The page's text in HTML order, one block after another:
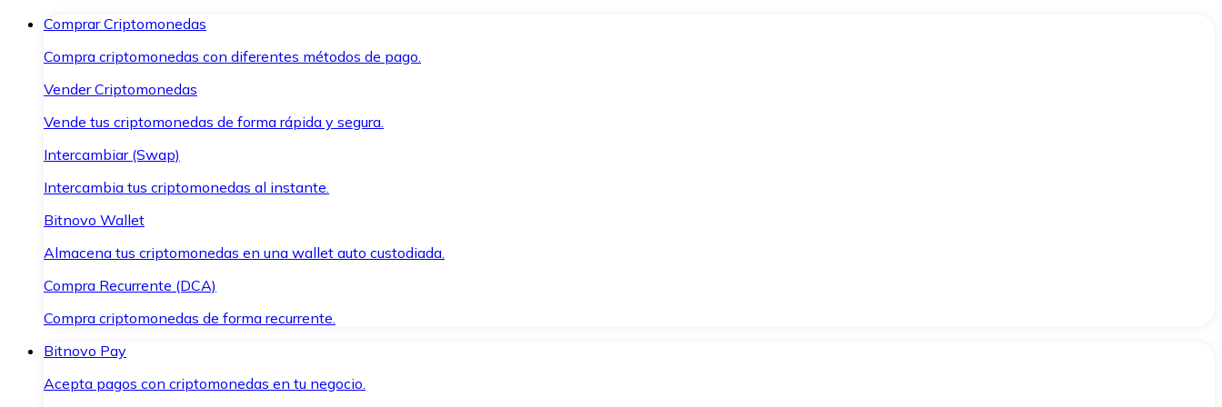
Comprar Criptomonedas
Compra criptomonedas con diferentes métodos de pago.
Vender Criptomonedas
Vende tus criptomonedas de forma rápida y segura.
Intercambiar (Swap)
Intercambia tus criptomonedas al instante.
Bitnovo Wallet
Almacena tus criptomonedas en una wallet auto custodiada.
Compra Recurrente (DCA)
Compra criptomonedas de forma recurrente.
Bitnovo Pay
Acepta pagos con criptomonedas en tu negocio.